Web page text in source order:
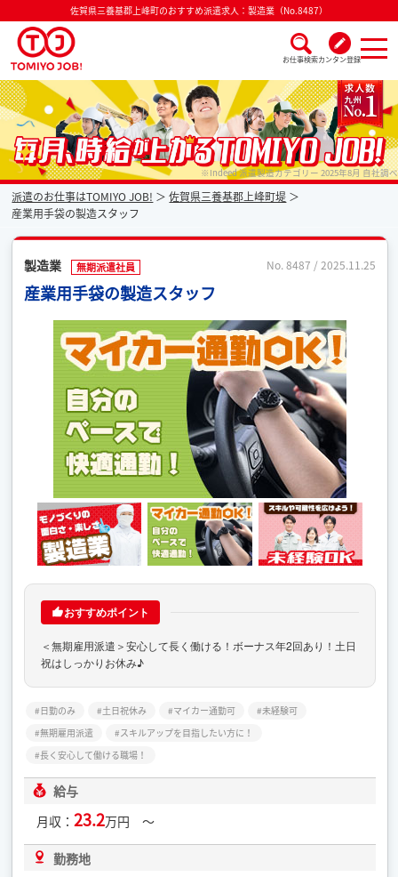
佐賀県三養基郡上峰町のおすすめ派遣求人：製造業（No.8487）
お仕事検索カンタン登録
派遣なら毎月時給が上がるトミヨジョブ ※Indeed 派遣製造カテゴリー 2025年8月 自社調べ
派遣のお仕事はTOMIYO JOB!
佐賀県三養基郡上峰町堤
産業用手袋の製造スタッフ
製造業 無期派遣社員 No. 8487 / 2025.11.25
産業用手袋の製造スタッフ
おすすめポイント
＜無期雇用派遣＞安心して長く働ける！ボーナス年2回あり！土日
祝はしっかりお休み♪
日勤のみ 土日祝休み マイカー通勤可
未経験可
無期雇用派遣
スキルアップを目指したい方に！
長く安心して働ける職場！
給与
月収：23.2万円 ～
勤務地